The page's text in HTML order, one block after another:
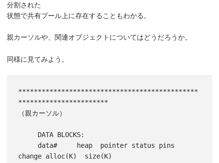
分割された
状態で共有プール上に存在することもわかる。
親カーソルや、関連オブジェクトについてはどうだろうか。
同様に見てみよう。
**********************************************
***********************
（親カーソル）
change alloc(K)  size(K)